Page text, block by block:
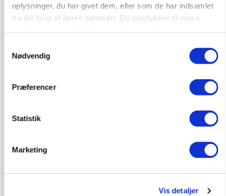
oplysninger, du har givet dem, eller som de har indsamlet
fra din brug af deres tjenester. Du samtykker til vores
Nødvendig
Præferencer
Statistik
Marketing
Vis detaljer
ARRANGEMENT
Markvandring sætter fokus på elefantgræs
MARKED